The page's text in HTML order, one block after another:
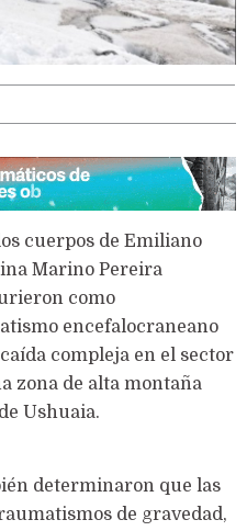
cuerpos de Emiliano
Marino Pereira
como
encefalocraneano
compleja en el sector
zona de alta montaña
Ushuaia.
determinaron que las
de gravedad,